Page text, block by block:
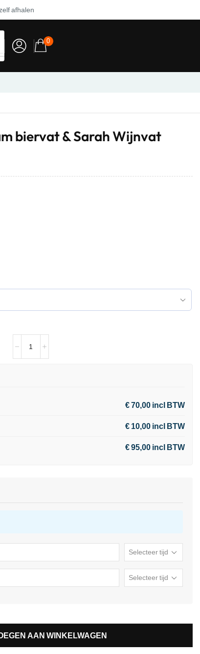
afhalen
0
biervat & Sarah Wijnvat
€ 70,00 incl BTW
€ 10,00 incl BTW
€ 95,00 incl BTW
AAN WINKELWAGEN